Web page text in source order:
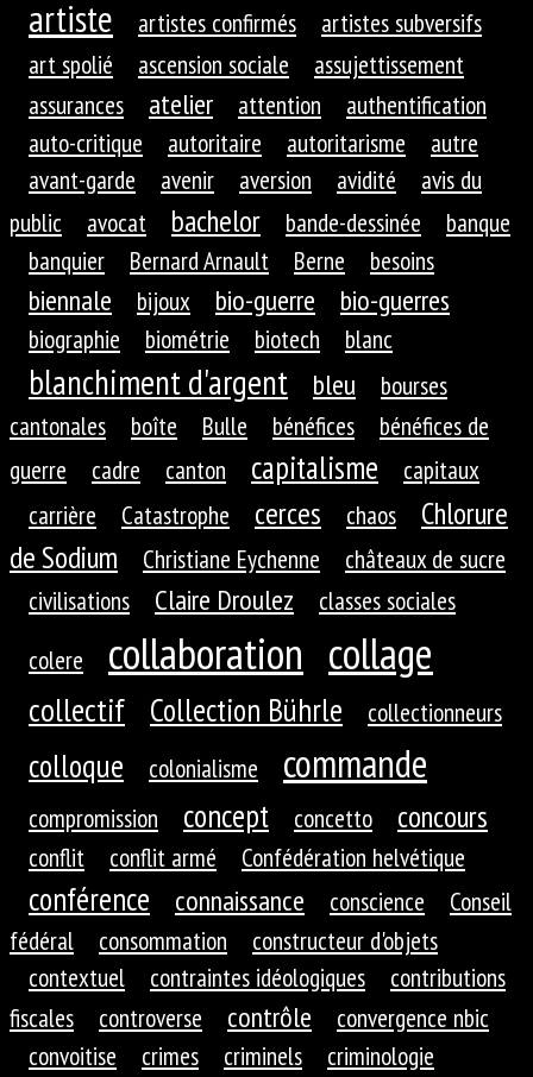
artiste artistes confirmés
artistes subversifs
art spolié
ascension sociale
assujettissement
assurances
atelier attention
authentification
auto-critique
autoritaire autoritarisme
autre
avant-garde
avenir aversion avidité
avis du
public
avocat bachelor bande-dessinée
banque
banquier
Bernard Arnault Berne besoins
biennale bijoux bio-guerre bio-guerres
biographie biométrie biotech blanc
blanchiment d'argent bleu
bourses
cantonales
boîte Bulle bénéfices
bénéfices de
guerre
cadre canton capitalisme
capitaux
carrière
Catastrophe cerces chaos
Chlorure
de Sodium
Christiane Eychenne
châteaux de sucre
civilisations
Claire Droulez
classes sociales
colere
collaboration collage
collectif Collection Bührle collectionneurs
colloque colonialisme commande
compromission concept concetto concours
conflit conflit armé Confédération helvétique
conférence connaissance conscience
Conseil
fédéral
consommation
constructeur d'objets
contextuel
contraintes idéologiques
contributions
fiscales
controverse contrôle
convergence nbic
convoitise
crimes criminels criminologie